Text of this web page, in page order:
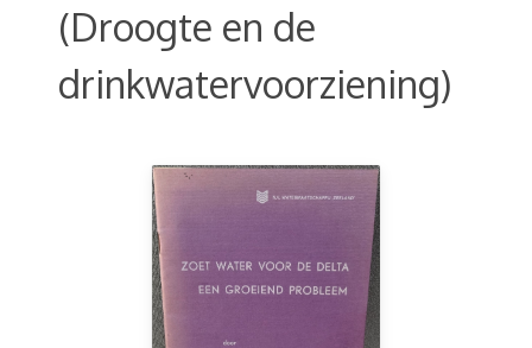
(Droogte en de
drinkwatervoorziening)